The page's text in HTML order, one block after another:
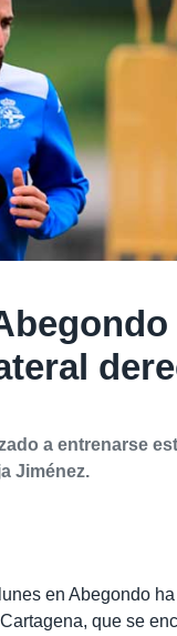
a entrenarse
Jiménez.
en Abegondo
que se